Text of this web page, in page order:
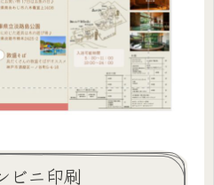
ビニ印刷